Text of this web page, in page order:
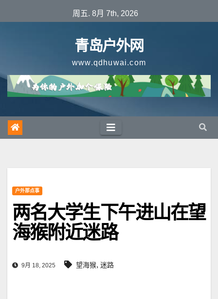
至
周五. 8月 7th, 2026
青岛户外网
www.qdhuwai.com
户外那点事
两名大学生下午进山在望
海猴附近迷路
9月 18, 2025 望海猴, 迷路